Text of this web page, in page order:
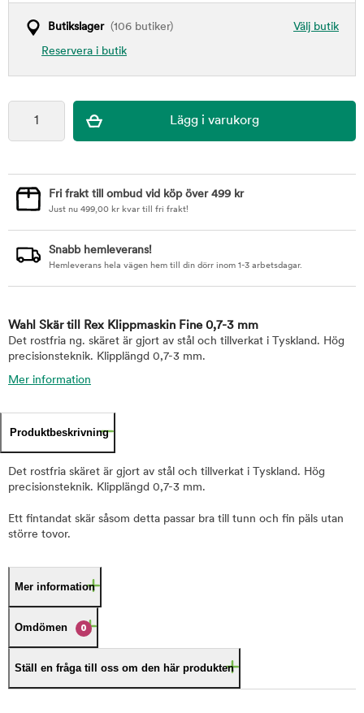
Välj butik
Butikslager(106 butiker)
Reservera i butik
Fri frakt till ombud vid köp över 499 kr
Just nu 499,00 kr kvar till fri frakt!
Snabb hemleverans!
Hemleverans hela vägen hem till din dörr inom 1-3 arbetsdagar.
Wahl Skär till Rex Klippmaskin Fine 0,7-3 mm
Det rostfria ng. skäret är gjort av stål och tillverkat i Tyskland. Hög
precisionsteknik. Klipplängd 0,7-3 mm.
Mer information
Produktbeskrivning
Det rostfria skäret är gjort av stål och tillverkat i Tyskland. Hög
precisionsteknik. Klipplängd 0,7-3 mm.
Ett fintandat skär såsom detta passar bra till tunn och fin päls utan
större tovor.
Mer information
Omdömen 0
Ställ en fråga till oss om den här produkten